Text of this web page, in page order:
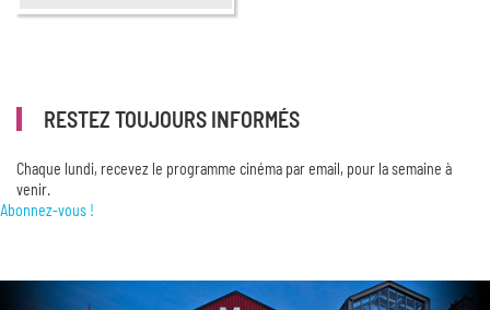
RESTEZ TOUJOURS INFORMÉS
Chaque lundi, recevez le programme cinéma par email, pour la semaine à
venir.
Abonnez-vous !